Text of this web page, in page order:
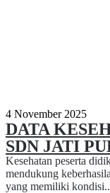
4 November 2025
DATA
SDN JATI
Kesehatan peserta
mendukung
yang memiliki